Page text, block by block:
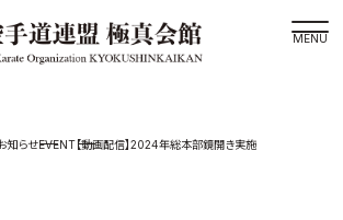
知らせEVENT 【動画配信】2024年総本部鏡開き実施